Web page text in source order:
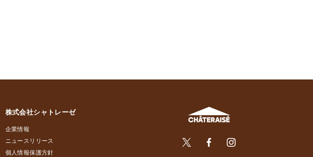
株式会社シャトレーゼ
企業情報
ニュースリリース
個人情報保護方針